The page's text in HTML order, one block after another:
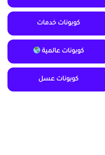
كوبونات خدمات
كوبونات عالمية
كوبونات عسل